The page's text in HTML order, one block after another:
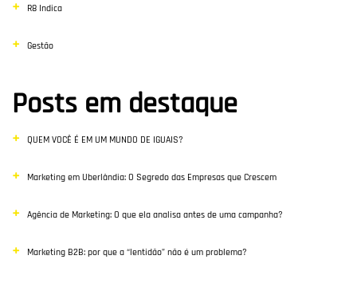
R8 Indica
Gestão
Posts em destaque
QUEM VOCÊ É EM UM MUNDO DE IGUAIS?
Marketing em Uberlândia: O Segredo das Empresas que Crescem
Agência de Marketing: O que ela analisa antes de uma campanha?
Marketing B2B: por que a “lentidão” não é um problema?